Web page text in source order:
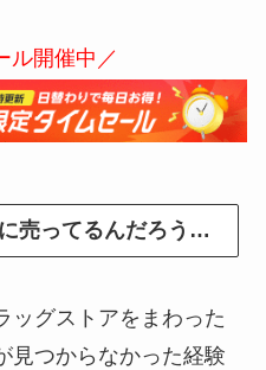
ル開催中／
売ってるんだろう…
ッグストアをまわった
見つからなかった経験